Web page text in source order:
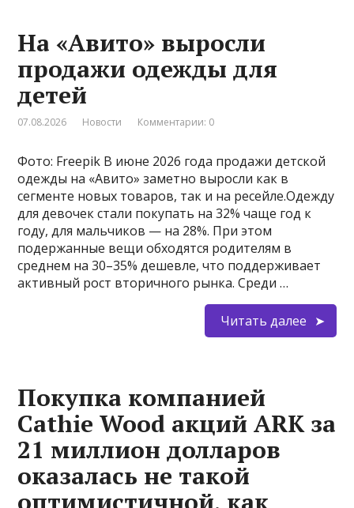
На «Авито» выросли
продажи одежды для
детей
07.08.2026 Новости Комментарии: 0
Фото: Freepik В июне 2026 года продажи детской
одежды на «Авито» заметно выросли как в
сегменте новых товаров, так и на ресейле.Одежду
для девочек стали покупать на 32% чаще год к
году, для мальчиков — на 28%. При этом
подержанные вещи обходятся родителям в
среднем на 30–35% дешевле, что поддерживает
активный рост вторичного рынка. Среди …
Читать далее
Покупка компанией
Cathie Wood акций ARK за
21 миллион долларов
оказалась не такой